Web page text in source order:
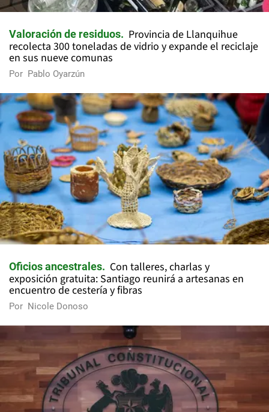
Valoración de residuos
Provincia de Llanquihue
recolecta 300 toneladas de vidrio y expande el reciclaje
en sus nueve comunas
Por Pablo Oyarzún
Oficios ancestrales
Con talleres, charlas y
exposición gratuita: Santiago reunirá a artesanas en
encuentro de cestería y fibras
Por Nicole Donoso